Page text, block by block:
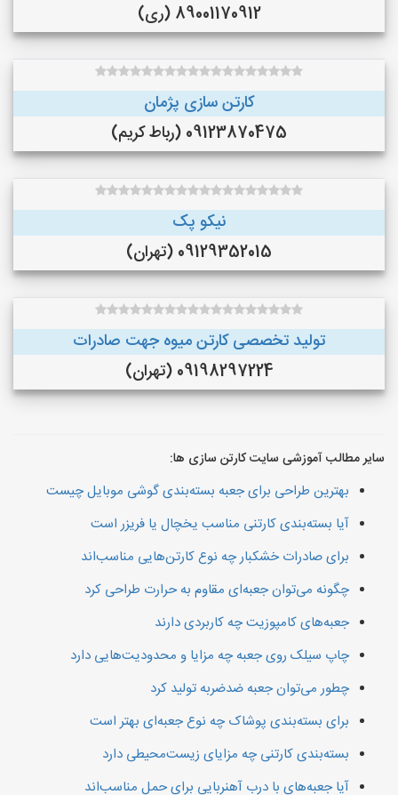
89001170912 (ری)
کارتن سازی پژمان
09123870475 (رباط کریم)
نیکو پک
09129352015 (تهران)
تولید تخصصی کارتن میوه جهت صادرات
09198297224 (تهران)
سایر مطالب آموزشی سایت کارتن سازی ها:
بهترین طراحی برای جعبه بسته‌بندی گوشی موبایل چیست
آیا بسته‌بندی کارتنی مناسب یخچال یا فریزر است
برای صادرات خشکبار چه نوع کارتن‌هایی مناسب‌اند
چگونه می‌توان جعبه‌ای مقاوم به حرارت طراحی کرد
جعبه‌های کامپوزیت چه کاربردی دارند
چاپ سیلک روی جعبه چه مزایا و محدودیت‌هایی دارد
چطور می‌توان جعبه ضدضربه تولید کرد
برای بسته‌بندی پوشاک چه نوع جعبه‌ای بهتر است
بسته‌بندی کارتنی چه مزایای زیست‌محیطی دارد
آیا جعبه‌های با درب آهنربایی برای حمل مناسب‌اند